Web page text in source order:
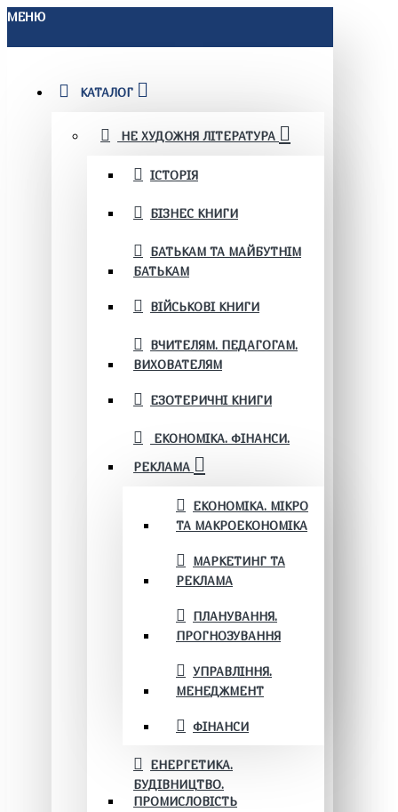
МЕНЮ
КАТАЛОГ
НЕ ХУДОЖНЯ ЛІТЕРАТУРА
ІСТОРІЯ
БІЗНЕС КНИГИ
БАТЬКАМ ТА МАЙБУТНІМ
БАТЬКАМ
ВІЙСЬКОВІ КНИГИ
ВЧИТЕЛЯМ. ПЕДАГОГАМ.
ВИХОВАТЕЛЯМ
ЕЗОТЕРИЧНІ КНИГИ
ЕКОНОМІКА. ФІНАНСИ.
РЕКЛАМА
ЕКОНОМІКА. МІКРО
ТА МАКРОЕКОНОМІКА
МАРКЕТИНГ ТА
РЕКЛАМА
ПЛАНУВАННЯ.
ПРОГНОЗУВАННЯ
УПРАВЛІННЯ.
МЕНЕДЖМЕНТ
ФІНАНСИ
ЕНЕРГЕТИКА.
БУДІВНИЦТВО.
ПРОМИСЛОВІСТЬ